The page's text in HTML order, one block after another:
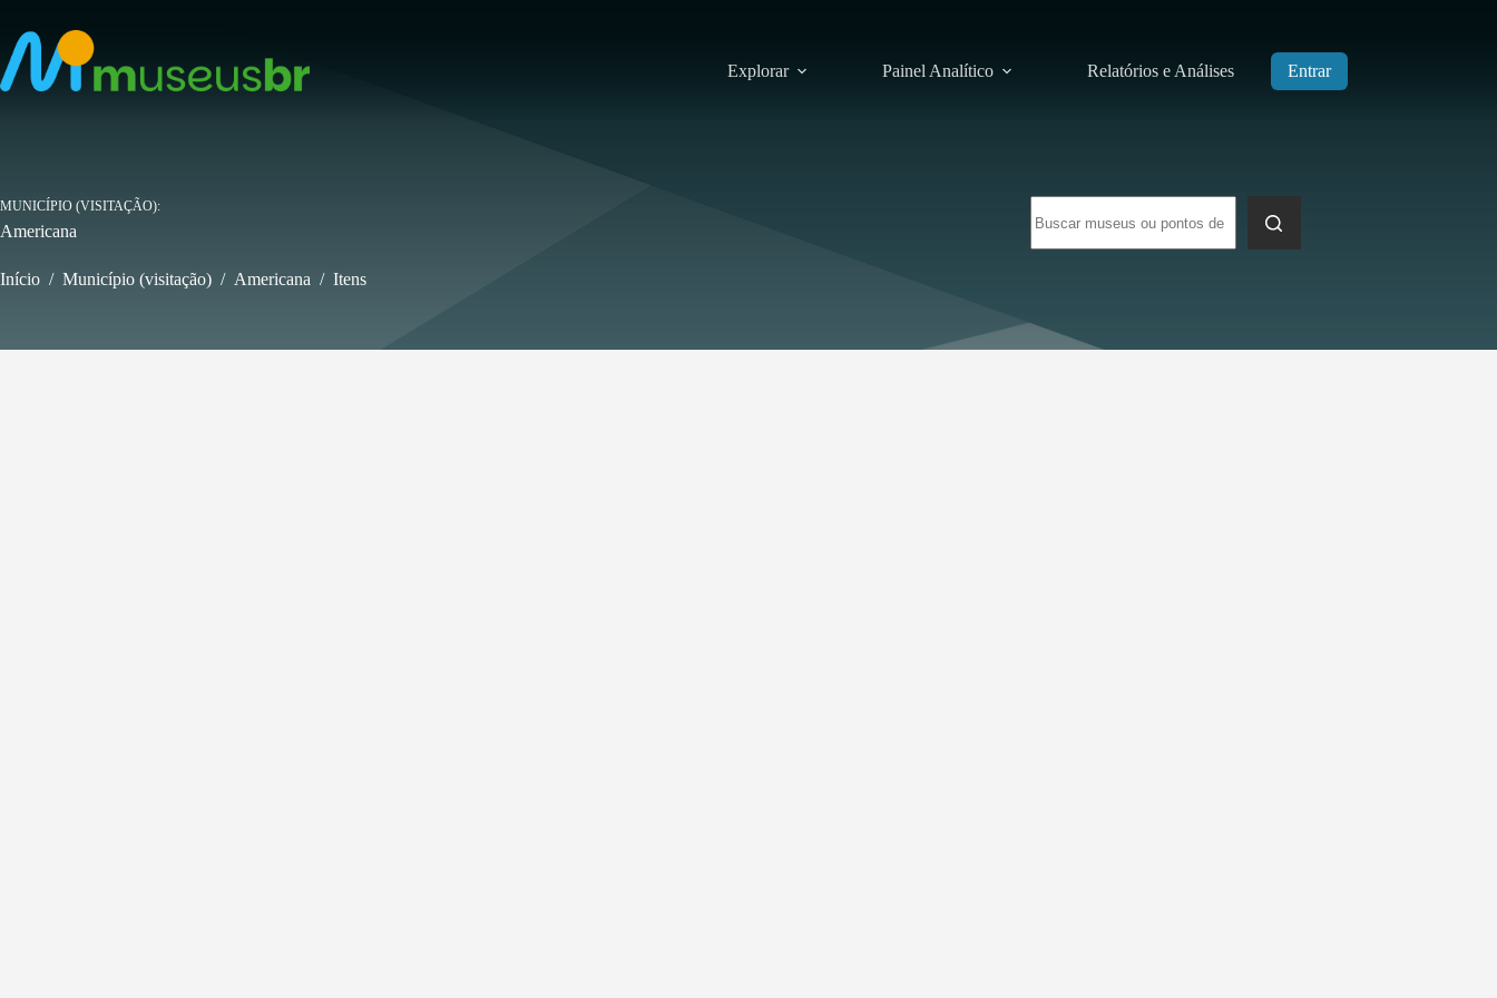
para
conteúdo
Explorar Painel Analítico Relatórios e Análises Entrar
resultados
MUNICÍPIO (VISITAÇÃO)
Americana
Início / Município (visitação) / Americana / Itens